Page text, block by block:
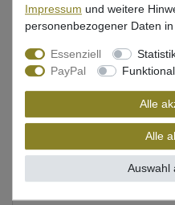
Beschreibung
Produktsicherheit
Impressum und weitere
personenbezogener Daten
Essenziell
PayPal
Funktional
Alle
Alle
Auswahl